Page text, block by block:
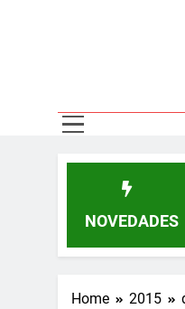
NOVEDADES
por las represas y
Home 2015